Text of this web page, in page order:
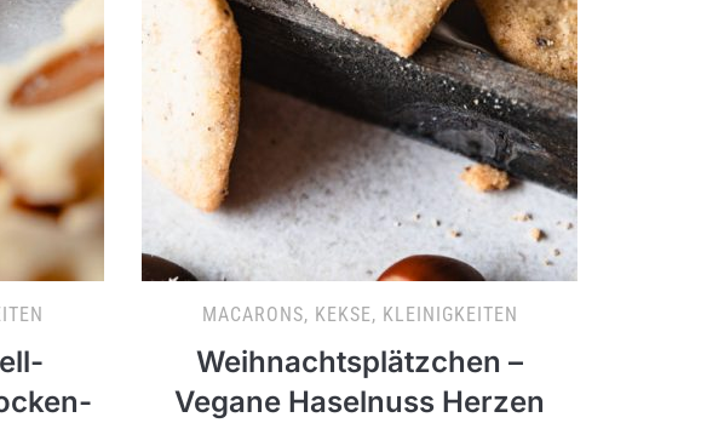
MACARONS, KEKSE, KLEINIGKEITEN
Weihnachtsplätzchen –
Vegane Haselnuss Herzen